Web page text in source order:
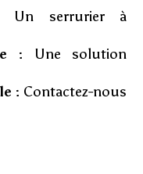
Un serrurier à
: Une solution
: Contactez-nous